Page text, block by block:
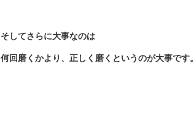
そしてさらに大事なのは
何回磨くかより、正しく磨くというのが大事です。